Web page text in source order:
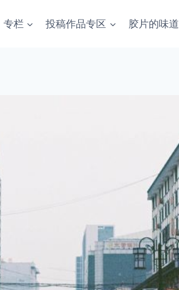
专栏 投稿作品专区 胶片的味道